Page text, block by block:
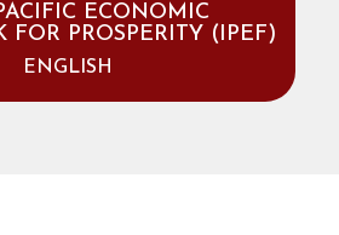
ECONOMIC
FOR PROSPERITY (IPEF)
ENGLISH